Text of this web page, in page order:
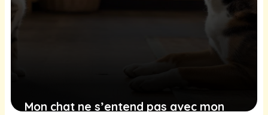
Mon chat ne s’entend pas avec mon